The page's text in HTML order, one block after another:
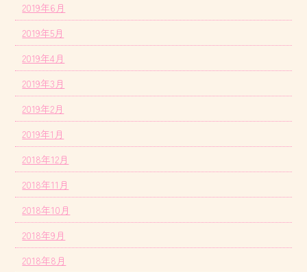
2019年6月
2019年5月
2019年4月
2019年3月
2019年2月
2019年1月
2018年12月
2018年11月
2018年10月
2018年9月
2018年8月